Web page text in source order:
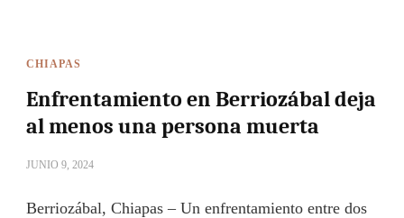
CHIAPAS
Enfrentamiento en Berriozábal deja
al menos una persona muerta
JUNIO 9, 2024
Berriozábal, Chiapas – Un enfrentamiento entre dos